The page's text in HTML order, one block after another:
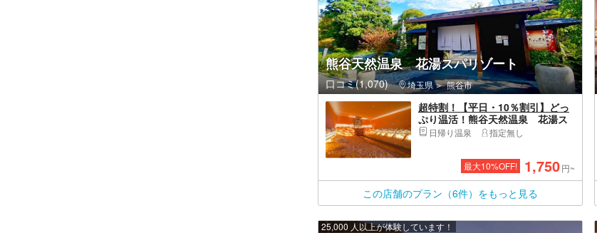
熊谷天然温泉 花湯スパリゾート
口コミ(1,070) 埼玉県 熊谷市
超特割！【平日・10％割引】どっ
ぷり温活！熊谷天然温泉 花湯ス
パリゾート（入浴＋岩盤浴＋タオ
日帰り温泉 指定無し
最大10%OFF! 1,750円~
この店舗のプラン（6件）をもっと見る
25,000 人以上が体験しています！